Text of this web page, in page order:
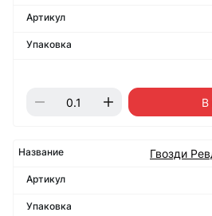
В
Гвозди